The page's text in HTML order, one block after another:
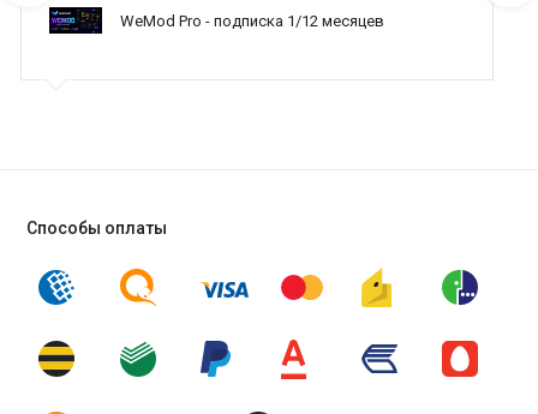
WeMod Pro - подписка 1/12 месяцев
Способы оплаты